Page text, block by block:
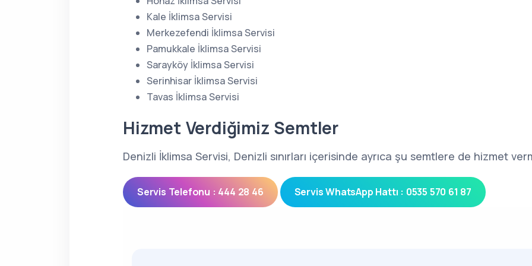
Kale İklimsa Servisi
Merkezefendi İklimsa Servisi
Pamukkale İklimsa Servisi
Sarayköy İklimsa Servisi
Serinhisar İklimsa Servisi
Tavas İklimsa Servisi
Hizmet Verdiğimiz Semtler
Denizli İklimsa Servisi, Denizli sınırları içerisinde ayrıca şu semtlere de hizmet
Servis Telefonu : 444 28 46 Servis WhatsApp Hattı : 0535 570 61 87